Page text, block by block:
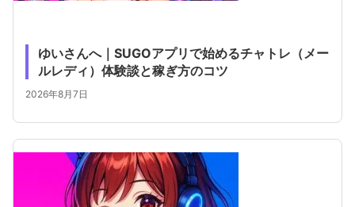
ゆいさんへ｜SUGOアプリで始めるチャトレ（メー
ルレディ）体験談と稼ぎ方のコツ
2026年8月7日